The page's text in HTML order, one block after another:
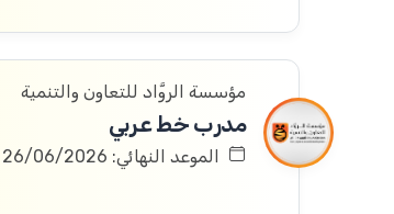
مؤسسة الروَّاد للتعاون والتنمية
مدرب خط عربي
الموعد النهائي: 26/06/2026